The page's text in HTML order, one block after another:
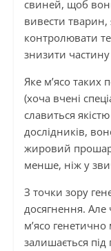
свиней, щоб
вивести тварин,
контролювати
знизити
Яке м’ясо таких
(хоча вчені
славиться
дослідників,
жировий
менше, ніж у
З точки зору
досягнення. Але
м’ясо
залишається під